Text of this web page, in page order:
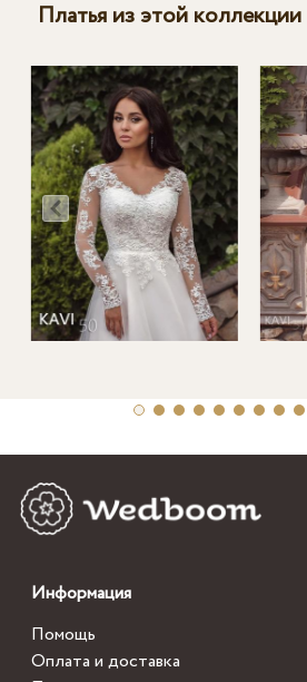
Платья из этой коллекции
Информация
Помощь
Оплата и доставка